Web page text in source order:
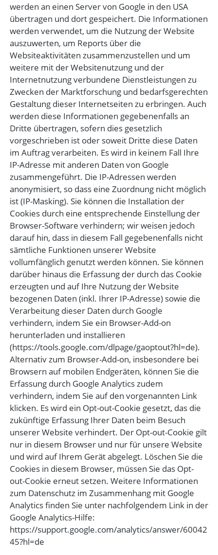
werden an einen Server von Google in den USA
übertragen und dort gespeichert. Die Informationen
werden verwendet, um die Nutzung der Website
auszuwerten, um Reports über die
Websiteaktivitäten zusammenzustellen und um
weitere mit der Websitenutzung und der
Internetnutzung verbundene Dienstleistungen zu
Zwecken der Marktforschung und bedarfsgerechten
Gestaltung dieser Internetseiten zu erbringen. Auch
werden diese Informationen gegebenenfalls an
Dritte übertragen, sofern dies gesetzlich
vorgeschrieben ist oder soweit Dritte diese Daten
im Auftrag verarbeiten. Es wird in keinem Fall Ihre
IP-Adresse mit anderen Daten von Google
zusammengeführt. Die IP-Adressen werden
anonymisiert, so dass eine Zuordnung nicht möglich
ist (IP-Masking). Sie können die Installation der
Cookies durch eine entsprechende Einstellung der
Browser-Software verhindern; wir weisen jedoch
darauf hin, dass in diesem Fall gegebenenfalls nicht
sämtliche Funktionen unserer Website
vollumfänglich genutzt werden können. Sie können
darüber hinaus die Erfassung der durch das Cookie
erzeugten und auf Ihre Nutzung der Website
bezogenen Daten (inkl. Ihrer IP-Adresse) sowie die
Verarbeitung dieser Daten durch Google
verhindern, indem Sie ein Browser-Add-on
herunterladen und installieren
(https://tools.google.com/dlpage/gaoptout?hl=de).
Alternativ zum Browser-Add-on, insbesondere bei
Browsern auf mobilen Endgeräten, können Sie die
Erfassung durch Google Analytics zudem
verhindern, indem Sie auf den vorgenannten Link
klicken. Es wird ein Opt-out-Cookie gesetzt, das die
zukünftige Erfassung Ihrer Daten beim Besuch
unserer Website verhindert. Der Opt-out-Cookie gilt
nur in diesem Browser und nur für unsere Website
und wird auf Ihrem Gerät abgelegt. Löschen Sie die
Cookies in diesem Browser, müssen Sie das Opt-
out-Cookie erneut setzen. Weitere Informationen
zum Datenschutz im Zusammenhang mit Google
Analytics finden Sie unter nachfolgendem Link in der
Google Analytics-Hilfe:
https://support.google.com/analytics/answer/60042
45?hl=de